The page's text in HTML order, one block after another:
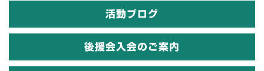
活動ブログ
後援会入会のご案内